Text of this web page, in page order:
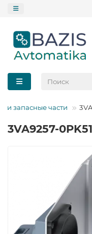
и запасные части
3VA9257-0PK51